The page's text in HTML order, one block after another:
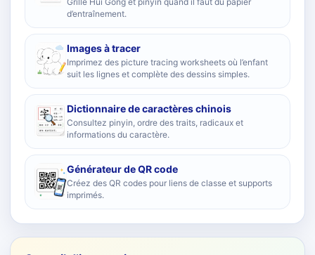
d’entraînement.
Images à tracer
Imprimez des picture tracing worksheets où l’enfant
suit les lignes et complète des dessins simples.
Dictionnaire de caractères chinois
Consultez pinyin, ordre des traits, radicaux et
informations du caractère.
Générateur de QR code
Créez des QR codes pour liens de classe et supports
imprimés.